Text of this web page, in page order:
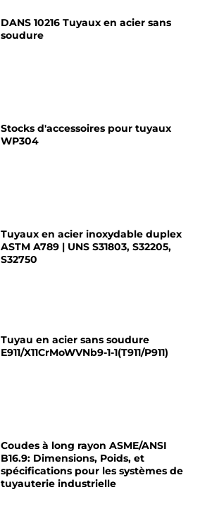
DANS 10216 Tuyaux en acier sans
soudure
Stocks d'accessoires pour tuyaux
WP304
Tuyaux en acier inoxydable duplex
ASTM A789 | UNS S31803, S32205,
S32750
Tuyau en acier sans soudure
E911/X11CrMoWVNb9-1-1(T911/P911)
Coudes à long rayon ASME/ANSI
B16.9: Dimensions, Poids, et
spécifications pour les systèmes de
tuyauterie industrielle